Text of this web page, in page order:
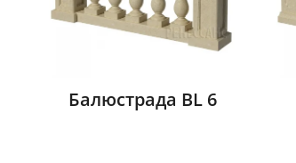
Балюстрада BL 6